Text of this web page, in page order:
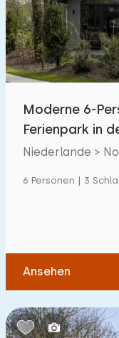
Schwimmbad
Eingezäunter
Haustierfrei
Ladestation
Schlafzimmern:
Moderne 6-
Ferienpark in
von Oirschot
Niederlande >
6 Personen | 3
Ansehen